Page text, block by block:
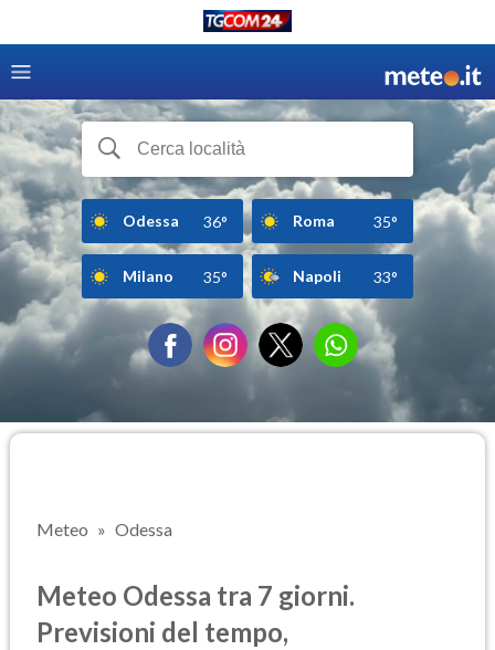
Odessa 36° Roma 35°
Milano 35° Napoli 33°
Meteo Odessa
Meteo Odessa tra 7 giorni.
Previsioni del tempo,